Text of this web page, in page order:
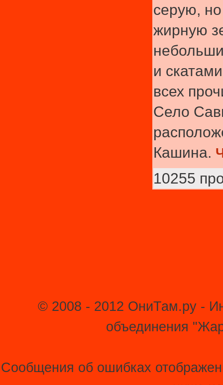
серую,
жирную
и
всех
Село
Кашина.
10255
© 2008 - 2012 ОниТам.ру -
объединения
Сообщения об ошибках